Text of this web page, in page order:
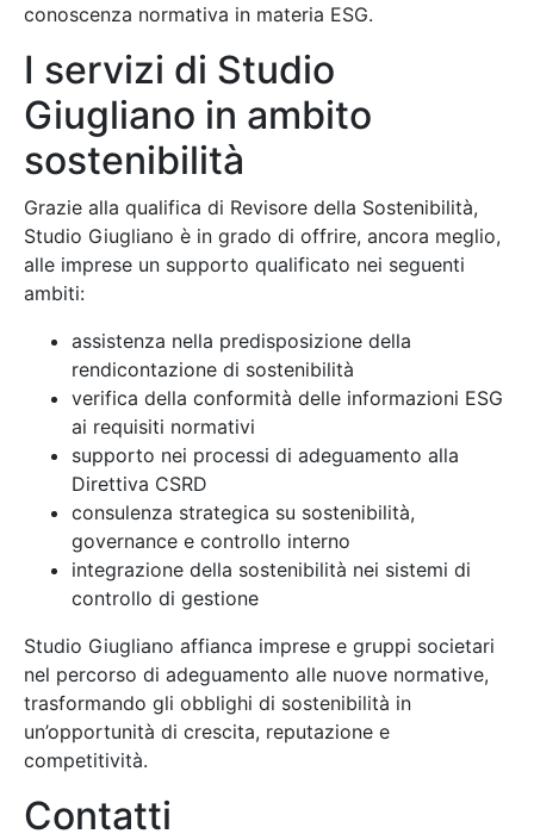
conoscenza normativa in materia ESG.
I servizi di Studio
Giugliano in ambito
sostenibilità
Grazie alla qualifica di Revisore della Sostenibilità,
Studio Giugliano è in grado di offrire, ancora meglio,
alle imprese un supporto qualificato nei seguenti
ambiti:
assistenza nella predisposizione della
rendicontazione di sostenibilità
verifica della conformità delle informazioni ESG
ai requisiti normativi
supporto nei processi di adeguamento alla
Direttiva CSRD
consulenza strategica su sostenibilità,
governance e controllo interno
integrazione della sostenibilità nei sistemi di
controllo di gestione
Studio Giugliano affianca imprese e gruppi societari
nel percorso di adeguamento alle nuove normative,
trasformando gli obblighi di sostenibilità in
un’opportunità di crescita, reputazione e
competitività.
Contatti